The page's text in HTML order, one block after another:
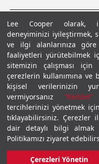
Lee Cooper olarak,
deneyiminizi iyileştirmek,
ve ilgi alanlarınıza
faaliyetleri yürütebilmek
sitemizin çalışması
çerezlerin kullanımına ve
kişisel verilerinizin
vermiyorsanız “Reddet”
tercihlerinizi yönetmek
tıklayabilirsiniz. Çerezler
dair detaylı bilgi almak
Politikamızı ziyaret
Çerezleri Yönetin
Gizlilik PolitikasıÇerez Politikası
© 2026
₺1.299,00